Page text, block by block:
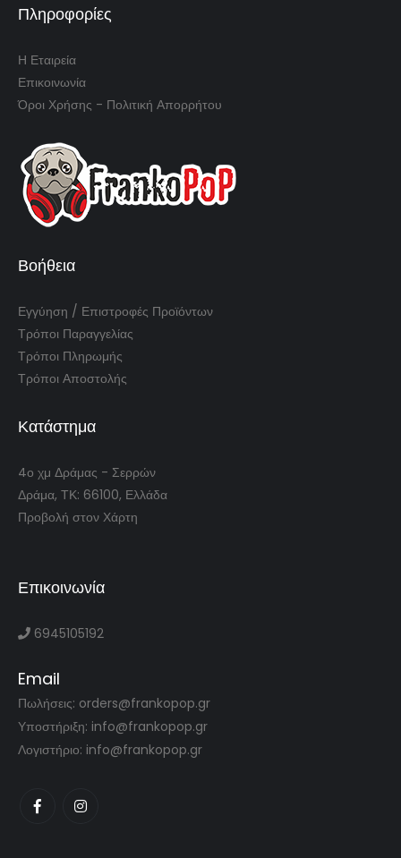
Πληροφορίες
Η Εταιρεία
Επικοινωνία
Όροι Χρήσης - Πολιτική Απορρήτου
Βοήθεια
Εγγύηση / Επιστροφές Προϊόντων
Τρόποι Παραγγελίας
Τρόποι Πληρωμής
Τρόποι Αποστολής
Κατάστημα
4ο χμ Δράμας - Σερρών
Δράμα, ΤΚ: 66100, Ελλάδα
Προβολή στον Χάρτη
Επικοινωνία
6945105192
Email
Πωλήσεις: orders@frankopop.gr
Υποστήριξη: info@frankopop.gr
Λογιστήριο: info@frankopop.gr